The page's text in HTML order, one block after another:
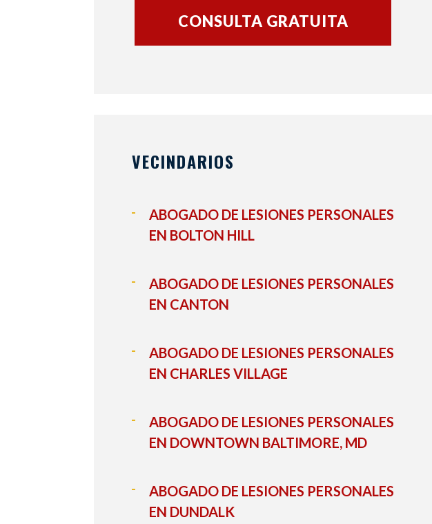
VECINDARIOS
ABOGADO DE LESIONES PERSONALES
EN BOLTON HILL
ABOGADO DE LESIONES PERSONALES
EN CANTON
ABOGADO DE LESIONES PERSONALES
EN CHARLES VILLAGE
ABOGADO DE LESIONES PERSONALES
EN DOWNTOWN BALTIMORE, MD
ABOGADO DE LESIONES PERSONALES
EN DUNDALK